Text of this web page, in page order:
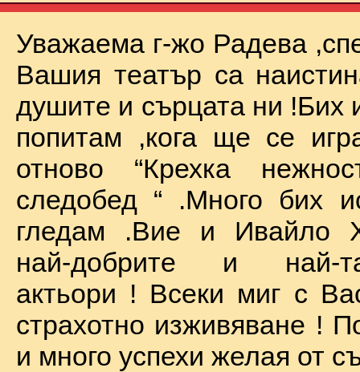
Уважаема г-жо Радева
Вашия театър са
душите и сърцата ни !Бих
попитам ,кога ще се
отново “Крехка
следобед “ .Много бих
гледам .Вие и Ивайло
най-добрите и най-
актьори ! Всеки миг с
страхотно изживяване !
и много успехи желая от